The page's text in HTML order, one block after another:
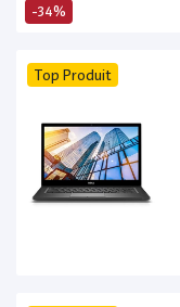
-34%
Top Produit